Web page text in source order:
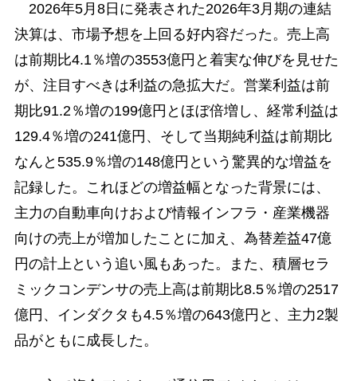
2026年5月8日に発表された2026年3月期の連結
決算は、市場予想を上回る好内容だった。売上高
は前期比4.1％増の3553億円と着実な伸びを見せた
が、注目すべきは利益の急拡大だ。営業利益は前
期比91.2％増の199億円とほぼ倍増し、経常利益は
129.4％増の241億円、そして当期純利益は前期比
なんと535.9％増の148億円という驚異的な増益を
記録した。これほどの増益幅となった背景には、
主力の自動車向けおよび情報インフラ・産業機器
向けの売上が増加したことに加え、為替差益47億
円の計上という追い風もあった。また、積層セラ
ミックコンデンサの売上高は前期比8.5％増の2517
億円、インダクタも4.5％増の643億円と、主力2製
品がともに成長した。